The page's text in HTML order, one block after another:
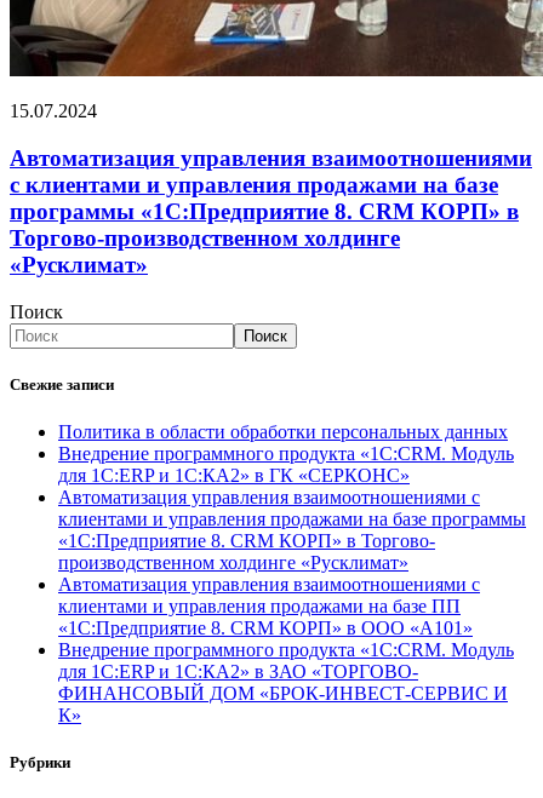
15.07.2024
Автоматизация управления взаимоотношениями
с клиентами и управления продажами на базе
программы «1С:Предприятие 8. CRM КОРП» в
Торгово-производственном холдинге
«Русклимат»
Поиск
Поиск
Свежие записи
Политика в области обработки персональных данных
Внедрение программного продукта «1С:CRM. Модуль
для 1С:ERP и 1С:КА2» в ГК «СЕРКОНС»
Автоматизация управления взаимоотношениями с
клиентами и управления продажами на базе программы
«1С:Предприятие 8. CRM КОРП» в Торгово-
производственном холдинге «Русклимат»
Автоматизация управления взаимоотношениями с
клиентами и управления продажами на базе ПП
«1С:Предприятие 8. CRM КОРП» в ООО «А101»
Внедрение программного продукта «1С:CRM. Модуль
для 1С:ERP и 1С:КА2» в ЗАО «ТОРГОВО-
ФИНАНСОВЫЙ ДОМ «БРОК-ИНВЕСТ-СЕРВИС И
К»
Рубрики